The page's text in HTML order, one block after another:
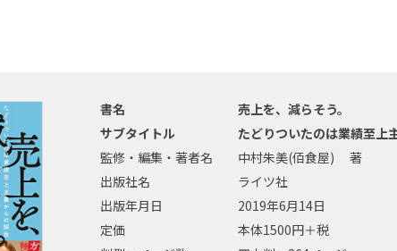
書名
売上を、減らそう。
サブタイトル
たどりついたのは業績至上
監修・編集・著者名
中村朱美(佰食屋) 著
出版社名
ライツ社
出版年月日
2019年6月14日
定価
本体1500円＋税